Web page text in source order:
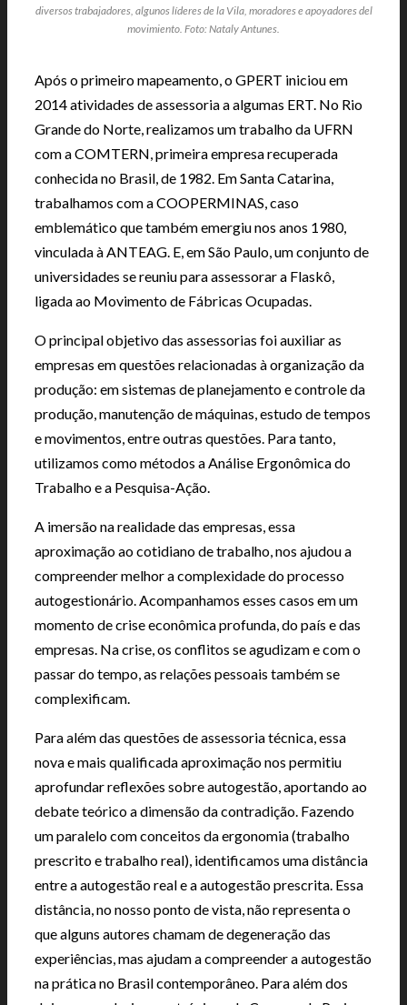
diversos trabajadores, algunos líderes de la Vila, moradores e apoyadores del
movimiento. Foto: Nataly Antunes.
Após o primeiro mapeamento, o GPERT iniciou em
2014 atividades de assessoria a algumas ERT. No Rio
Grande do Norte, realizamos um trabalho da UFRN
com a COMTERN, primeira empresa recuperada
conhecida no Brasil, de 1982. Em Santa Catarina,
trabalhamos com a COOPERMINAS, caso
emblemático que também emergiu nos anos 1980,
vinculada à ANTEAG. E, em São Paulo, um conjunto de
universidades se reuniu para assessorar a Flaskô,
ligada ao Movimento de Fábricas Ocupadas.
O principal objetivo das assessorias foi auxiliar as
empresas em questões relacionadas à organização da
produção: em sistemas de planejamento e controle da
produção, manutenção de máquinas, estudo de tempos
e movimentos, entre outras questões. Para tanto,
utilizamos como métodos a Análise Ergonômica do
Trabalho e a Pesquisa-Ação.
A imersão na realidade das empresas, essa
aproximação ao cotidiano de trabalho, nos ajudou a
compreender melhor a complexidade do processo
autogestionário. Acompanhamos esses casos em um
momento de crise econômica profunda, do país e das
empresas. Na crise, os conflitos se agudizam e com o
passar do tempo, as relações pessoais também se
complexificam.
Para além das questões de assessoria técnica, essa
nova e mais qualificada aproximação nos permitiu
aprofundar reflexões sobre autogestão, aportando ao
debate teórico a dimensão da contradição. Fazendo
um paralelo com conceitos da ergonomia (trabalho
prescrito e trabalho real), identificamos uma distância
entre a autogestão real e a autogestão prescrita. Essa
distância, no nosso ponto de vista, não representa o
que alguns autores chamam de degeneração das
experiências, mas ajudam a compreender a autogestão
na prática no Brasil contemporâneo. Para além dos